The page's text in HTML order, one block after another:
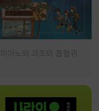
피아노와 괴조와 흡혈귀